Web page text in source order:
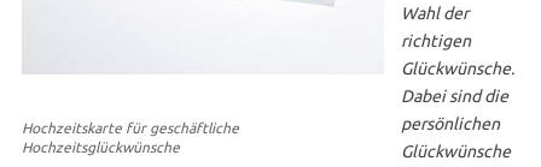
Hochzeitskarte für geschäftliche
Hochzeitsglückwünsche
Wahl der
richtigen
Glückwünsche.
Dabei sind die
persönlichen
Glückwünsche